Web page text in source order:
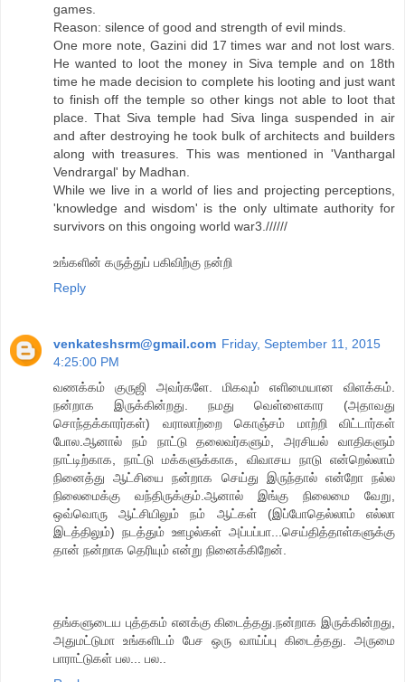
games.
Reason: silence of good and strength of evil minds.
One more note, Gazini did 17 times war and not lost wars.
He wanted to loot the money in Siva temple and on 18th
time he made decision to complete his looting and just want
to finish off the temple so other kings not able to loot that
place. That Siva temple had Siva linga suspended in air
and after destroying he took bulk of architects and builders
along with treasures. This was mentioned in 'Vanthargal
Vendrargal' by Madhan.
While we live in a world of lies and projecting perceptions,
'knowledge and wisdom' is the only ultimate authority for
survivors on this ongoing world war3.//////
உங்களின் கருத்துப் பகிவிற்கு நன்றி
Reply
venkateshsrm@gmail.com Friday, September 11, 2015
4:25:00 PM
வணக்கம் குருஜி அவர்களே. மிகவும் எளிமையான விளக்கம்.
நன்றாக இருக்கின்றது. நமது வெள்ளைகார (அதாவது
சொந்தக்காரர்கள்) வராலாற்றை கொஞ்சம் மாற்றி விட்டார்கள்
போல.ஆனால் நம் நாட்டு தலைவர்களும், அரசியல் வாதிகளும்
நாட்டிற்காக, நாட்டு மக்களுக்காக, விவாசய நாடு என்றெல்லாம்
நினைத்து ஆட்சியை நன்றாக செய்து இருந்தால் என்றோ நல்ல
நிலைமைக்கு வந்திருக்கும்.ஆனால் இங்கு நிலைமை வேறு,
ஒவ்வொரு ஆட்சியிலும் நம் ஆட்கள் (இப்போதெல்லாம் எல்லா
இடத்திலும்) நடத்தும் ஊழல்கள் அப்பப்பா...செய்தித்தாள்களுக்கு
தான் நன்றாக தெரியும் என்று நினைக்கிறேன்.
தங்களுடைய புத்தகம் எனக்கு கிடைத்தது.நன்றாக இருக்கின்றது,
அதுமட்டுமா உங்களிடம் பேச ஒரு வாய்ப்பு கிடைத்தது. அருமை
பாராட்டுகள் பல... பல..